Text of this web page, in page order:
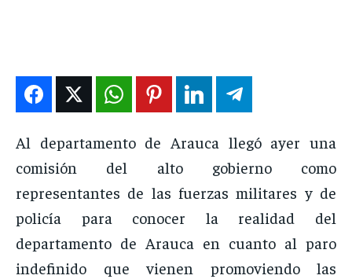
INSTITUCIONAL
INSTITUCIONAL
INSTITUCIONAL
INSTITUCIONAL
Al departamento de Arauca llegó ayer una
comisión del alto gobierno como
representantes de las fuerzas militares y de
policía para conocer la realidad del
departamento de Arauca en cuanto al paro
indefinido que vienen promoviendo las